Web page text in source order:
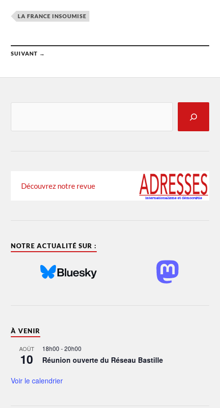
LA FRANCE INSOUMISE
SUIVANT →
Découvrez notre revue
NOTRE ACTUALITÉ SUR :
À VENIR
AOÛT
10
18h00 -20h00
Réunion ouverte du Réseau Bastille
Voir le calendrier